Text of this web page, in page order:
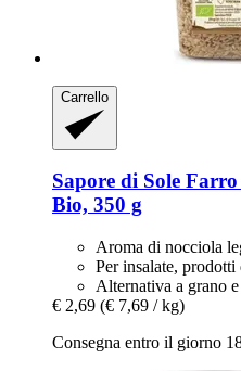
Carrello
Sapore di Sole Farro
Bio, 350 g
Aroma di nocciola
Per insalate,
Alternativa a grano
€ 2,69 (€ 7,69 / kg)
Consegna entro il giorno